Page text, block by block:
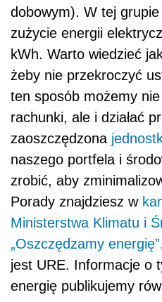
dobowym). W tej
zużycie energii
kWh. Warto wiedzieć
żeby nie przekroczyć
ten sposób możemy
rachunki, ale i działać
zaoszczędzona
naszego portfela i
zrobić, aby
Porady znajdziesz w
Ministerstwa Klimatu i
„Oszczędzamy energię”.
jest URE. Informacje o
energię publikujemy